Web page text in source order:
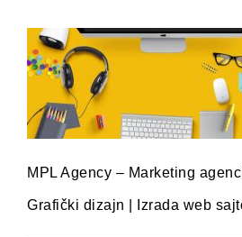
MPL Agency – Marketing
Grafički dizajn | Izrada web